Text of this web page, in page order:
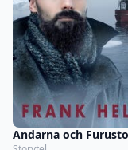
Andarna och